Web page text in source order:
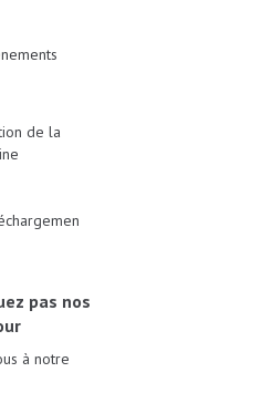
de la
pas nos
à notre